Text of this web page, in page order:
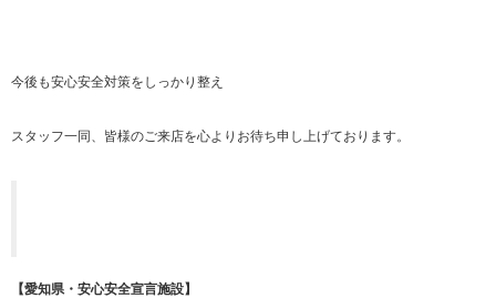
今後も安心安全対策をしっかり整え
スタッフ一同、皆様のご来店を心よりお待ち申し上げております。
【愛知県・安心安全宣言施設】